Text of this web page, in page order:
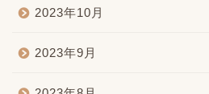
2023年10月
2023年9月